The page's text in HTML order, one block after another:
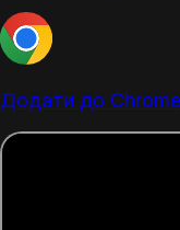
Додати до Chrome